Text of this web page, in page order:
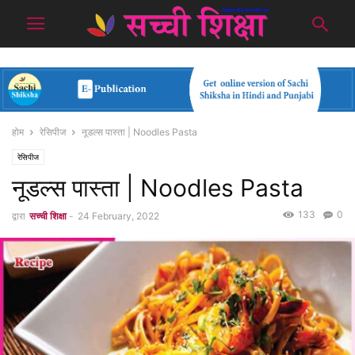
होम रेसिपीज नूडल्स पास्ता | Noodles Pasta
रेसिपीज
नूडल्स पास्ता | Noodles Pasta
द्वारा सच्ची शिक्षा - 24 February, 2022 0
133